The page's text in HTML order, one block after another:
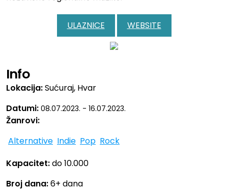
ULAZNICE WEBSITE
Info
Lokacija:Sućuraj, Hvar
Datumi: 08.07.2023. - 16.07.2023.
Žanrovi:
Alternative Indie Pop Rock
Kapacitet:do 10.000
Broj dana:6+ dana